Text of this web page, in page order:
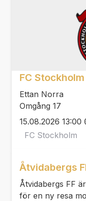
FC
Ettan Norra
Omgång 17
15.08.2026 13:00
FC Stockholm
Åtvidabergs
Åtvidabergs FF
för en ny resa